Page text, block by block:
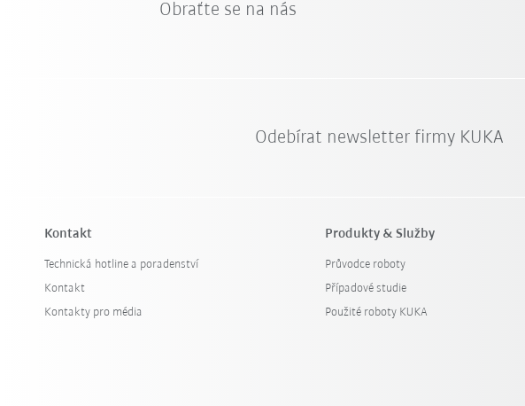
Obraťte se na nás
Odebírat newsletter firmy KUKA
Kontakt
Technická hotline a poradenství
Kontakt
Kontakty pro média
Produkty & Služby
Průvodce roboty
Případové studie
Použité roboty KUKA